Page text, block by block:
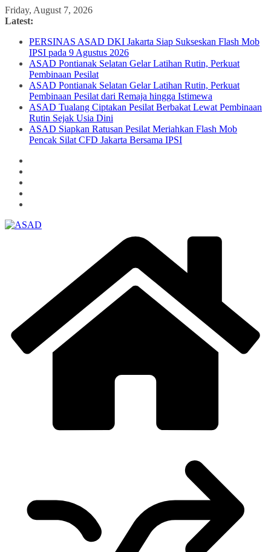
Skip
to
Friday, August 7, 2026
Latest:
PERSINAS ASAD DKI Jakarta Siap Sukseskan Flash Mob
IPSI pada 9 Agustus 2026
ASAD Pontianak Selatan Gelar Latihan Rutin, Perkuat
Pembinaan Pesilat
ASAD Pontianak Selatan Gelar Latihan Rutin, Perkuat
Pembinaan Pesilat dari Remaja hingga Istimewa
ASAD Tualang Ciptakan Pesilat Berbakat Lewat Pembinaan
Rutin Sejak Usia Dini
ASAD Siapkan Ratusan Pesilat Meriahkan Flash Mob
Pencak Silat CFD Jakarta Bersama IPSI